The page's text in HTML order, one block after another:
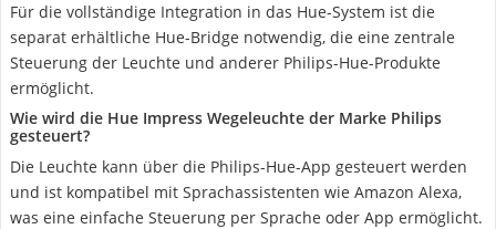
Für die vollständige Integration in das Hue-System ist die
separat erhältliche Hue-Bridge notwendig, die eine zentrale
Steuerung der Leuchte und anderer Philips-Hue-Produkte
ermöglicht.
Wie wird die Hue Impress Wegeleuchte der Marke Philips
gesteuert?
Die Leuchte kann über die Philips-Hue-App gesteuert werden
und ist kompatibel mit Sprachassistenten wie Amazon Alexa,
was eine einfache Steuerung per Sprache oder App ermöglicht.